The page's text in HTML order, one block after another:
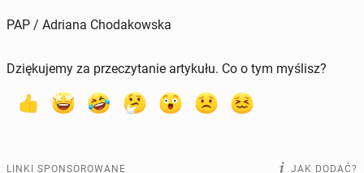
PAP / Adriana Chodakowska
Dziękujemy za przeczytanie artykułu. Co o tym myślisz?
LINKI SPONSOROWANE JAK DODAĆ?